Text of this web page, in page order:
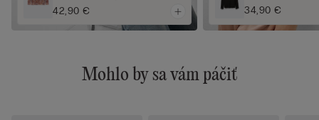
42,90 € 34,90 €
Mohlo by sa vám páčiť